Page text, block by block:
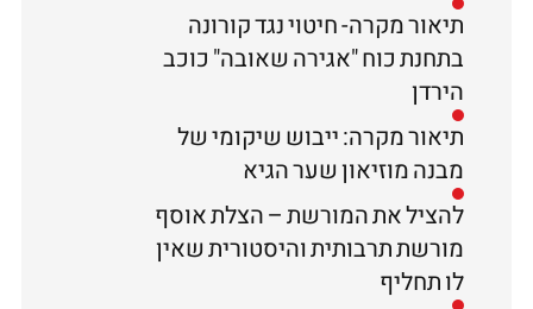
תיאור מקרה- חיטוי נגד קורונה
בתחנת כוח "אגירה שאובה" כוכב
הירדן
תיאור מקרה: ייבוש שיקומי של
מבנה מוזיאון שער הגיא
להציל את המורשת – הצלת אוסף
מורשת תרבותית והיסטורית שאין
לו תחליף